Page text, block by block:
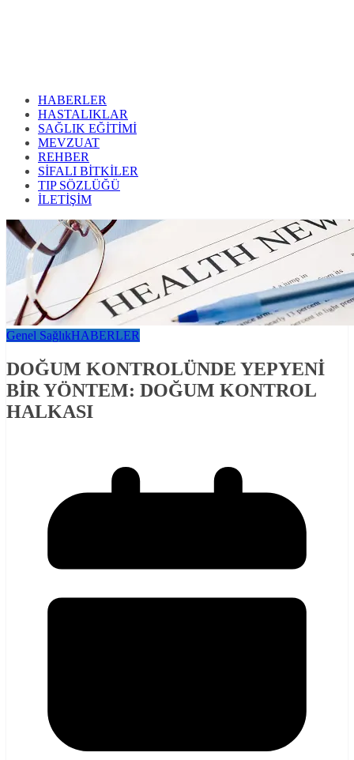
HABERLER
HASTALIKLAR
SAĞLIK EĞİTİMİ
MEVZUAT
REHBER
SİFALI BİTKİLER
TIP SÖZLÜĞÜ
İLETİŞİM
Genel SağlıkHABERLER
DOĞUM KONTROLÜNDE YEPYENİ
BİR YÖNTEM: DOĞUM KONTROL
HALKASI